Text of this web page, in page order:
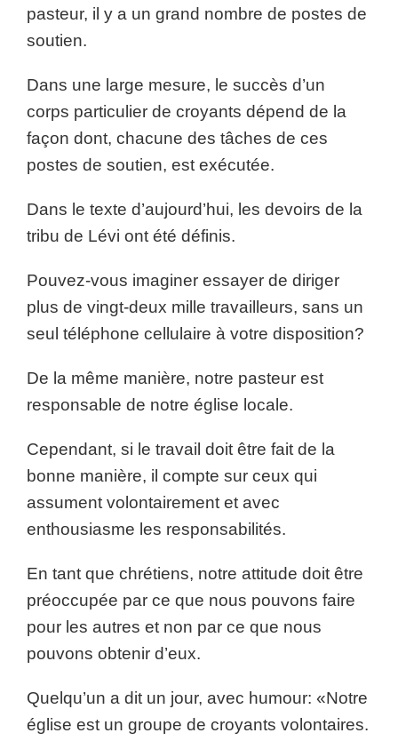
pasteur, il y a un grand nombre de postes de
soutien.
Dans une large mesure, le succès d’un
corps particulier de croyants dépend de la
façon dont, chacune des tâches de ces
postes de soutien, est exécutée.
Dans le texte d’aujourd’hui, les devoirs de la
tribu de Lévi ont été définis.
Pouvez-vous imaginer essayer de diriger
plus de vingt-deux mille travailleurs, sans un
seul téléphone cellulaire à votre disposition?
De la même manière, notre pasteur est
responsable de notre église locale.
Cependant, si le travail doit être fait de la
bonne manière, il compte sur ceux qui
assument volontairement et avec
enthousiasme les responsabilités.
En tant que chrétiens, notre attitude doit être
préoccupée par ce que nous pouvons faire
pour les autres et non par ce que nous
pouvons obtenir d’eux.
Quelqu’un a dit un jour, avec humour: «Notre
église est un groupe de croyants volontaires.